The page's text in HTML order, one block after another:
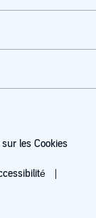
sur les Cookies